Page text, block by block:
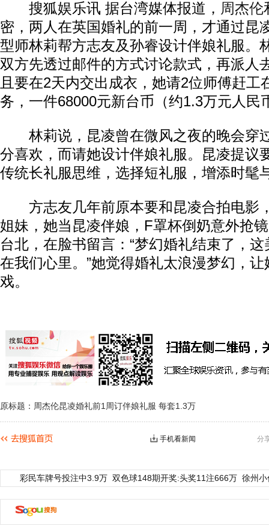
搜狐娱乐讯 据台湾媒体报道， 周杰伦
密，两人在英国婚礼的前一周，才通过昆
型师林莉帮方志友及孙睿设计伴娘礼服。
双方先透过邮件的方式讨论款式，再派人
且要在2天内交出成衣，她请2位师傅赶工
务，一件68000元新台币（约1.3万元人民
林莉说，昆凌曾在微风之夜的晚会穿
分喜欢，而请她设计伴娘礼服。昆凌提议
传统长礼服思维，选择短礼服，增添时髦
方志友几年前原本要和昆凌合拍电影
姐妹，她当昆凌伴娘，F罩杯倒奶意外抢
台北，在脸书留言：“梦幻婚礼结束了，
在我们心里。”她觉得婚礼太浪漫梦幻，
戏。
原标题：周杰伦昆凌婚礼前1周订伴娘礼服 每套1.3万
分
手机看新闻
彩民车牌号投注中3.9万 双色球148期开奖:头奖11注666万 徐州